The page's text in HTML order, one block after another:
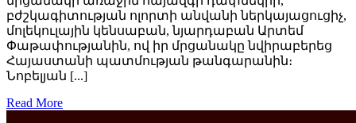
բժշկագիտության ոլորտի անվանի ներկայացուցիչ,
մոլեկուլային կենսաբան, նյարդաբան Արտեմ
Փաթափությանին, ով իր մրցանակը նվիրաբերեց
Հայաստանի պատմության թանգարանին։
Նոբելյան [...]
Read More